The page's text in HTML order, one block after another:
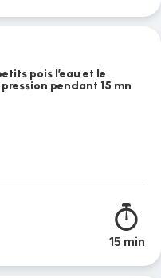
pois l’eau et le
pendant 15 mn
15 min